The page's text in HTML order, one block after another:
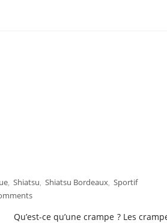
Shiatsu Shiatsu Bordeaux Sportif
ce qu’une crampe ? Les